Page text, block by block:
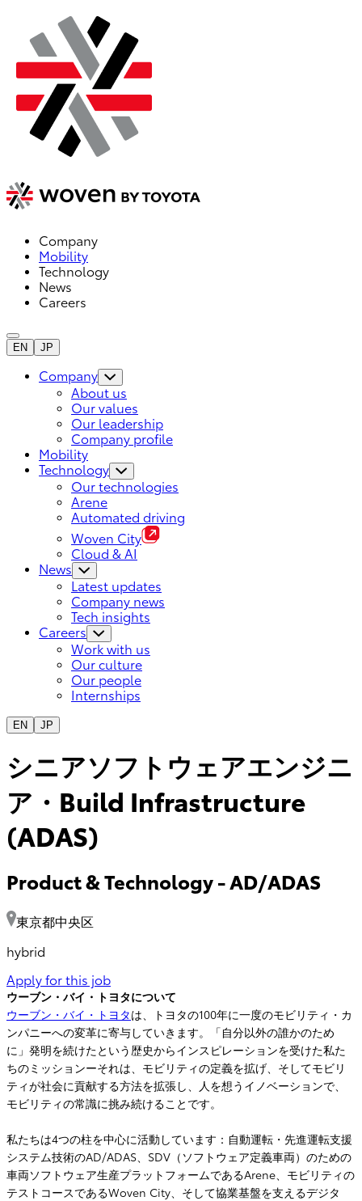
Company
Mobility
Technology
News
Careers
EN JP
Company
About us
Our values
Our leadership
Company profile
Mobility
Technology
Our technologies
Arene
Automated driving
Woven City
Cloud & AI
News
Latest updates
Company news
Tech insights
Careers
Work with us
Our culture
Our people
Internships
EN JP
シニアソフトウェアエンジニ
ア・Build Infrastructure
(ADAS)
Product & Technology -AD/ADAS
東京都中央区
hybrid
Apply for this job
ウーブン・バイ・トヨタについて
ウーブン・バイ・トヨタは、トヨタの100年に一度のモビリティ・カ
ンパニーへの変革に寄与していきます。「自分以外の誰かのため
に」発明を続けたという歴史からインスピレーションを受けた私た
ちのミッションーそれは、モビリティの定義を拡げ、そしてモビリ
ティが社会に貢献する方法を拡張し、人を想うイノベーションで、
モビリティの常識に挑み続けることです。
私たちは4つの柱を中心に活動しています：自動運転・先進運転支援
システム技術のAD/ADAS、SDV（ソフトウェア定義車両）のための
車両ソフトウェア生産プラットフォームであるArene、モビリティの
テストコースであるWoven City、そして協業基盤を支えるデジタ